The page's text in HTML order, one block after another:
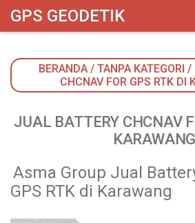
google-site-verification:
GPS GEODETIK
BERANDA/ TANPA KATEGORI /
CHCNAV FOR GPS RTK DI
JUAL BATTERY CHCNAV
KARAWANG
Asma Group Jual
GPS RTK di Karawang